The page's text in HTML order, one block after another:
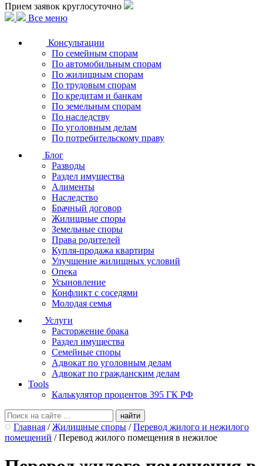
Прием заявок круглосуточно
Все меню
Консультации
По семейным спорам
По автомобильным спорам
По жилищным спорам
По трудовым спорам
По кредитам и банкам
По земельным спорам
По наследству
По уголовным делам
По потребительскому праву
Блог
Разводы
Раздел имущества
Алименты
Наследство
Брачный договор
Жилищные споры
Земельные споры
Права родителей
Купля-продажа квартиры
Улучшение жилищных условий
Опека
Усыновление
Конфликт с соседями
Молодая семья
Услуги
Расторжение брака
Раздел имущества
Семейные споры
Адвокат по уголовным делам
Адвокат по гражданским делам
Tools
Калькулятор процентов 395 ГК РФ
Главная / Жилищные споры / Перевод жилого и нежилого
помещений / Перевод жилого помещения в нежилое